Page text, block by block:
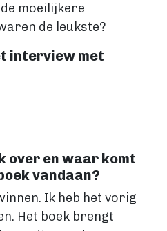
moeilijkere
de leukste?
interview met
over en waar komt
vandaan?
Ik heb het vorig
Het boek brengt